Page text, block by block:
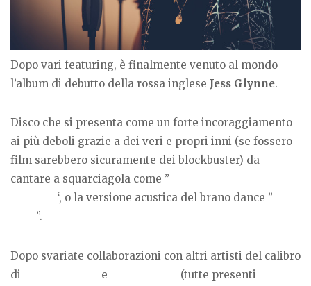
Dopo vari featuring, è finalmente venuto al mondo
l’album di debutto della rossa inglese Jess Glynne.
Disco che si presenta come un forte incoraggiamento
ai più deboli grazie a dei veri e propri inni (se fossero
film sarebbero sicuramente dei blockbuster) da
cantare a squarciagola come ”
‘, o la versione acustica del brano dance ”
”.
Dopo svariate collaborazioni con altri artisti del calibro
di
e
(tutte presenti